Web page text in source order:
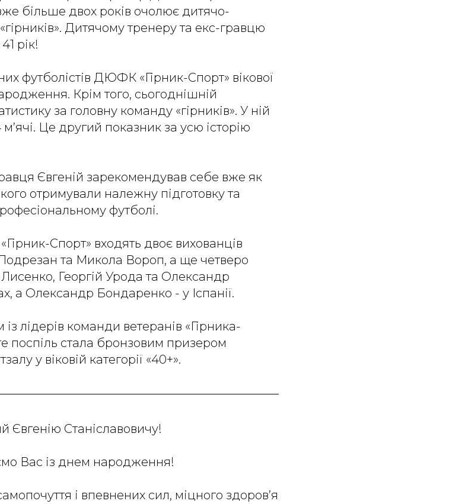
більше двох років очолює дитячо-
Дитячому тренеру та екс-гравцю
рік!
футболістів ДЮФК «Гірник-Спорт» вікової
Крім того, сьогоднішній
за головну команду «гірників». У ній
м’ячі. Це другий показник за усю історію
Євгеній зарекомендував себе вже як
отримували належну підготовку та
футболі.
Спорт» входять двоє вихованців
та Микола Вороп, а ще четверо
Георгій Урода та Олександр
а Олександр Бондаренко - у Іспанії.
лідерів команди ветеранів «Гірника-
поспіль стала бронзовим призером
у віковій категорії «40+».
Євгенію Станіславовичу!
Вас із днем народження!
і впевнених сил, міцного здоров’я